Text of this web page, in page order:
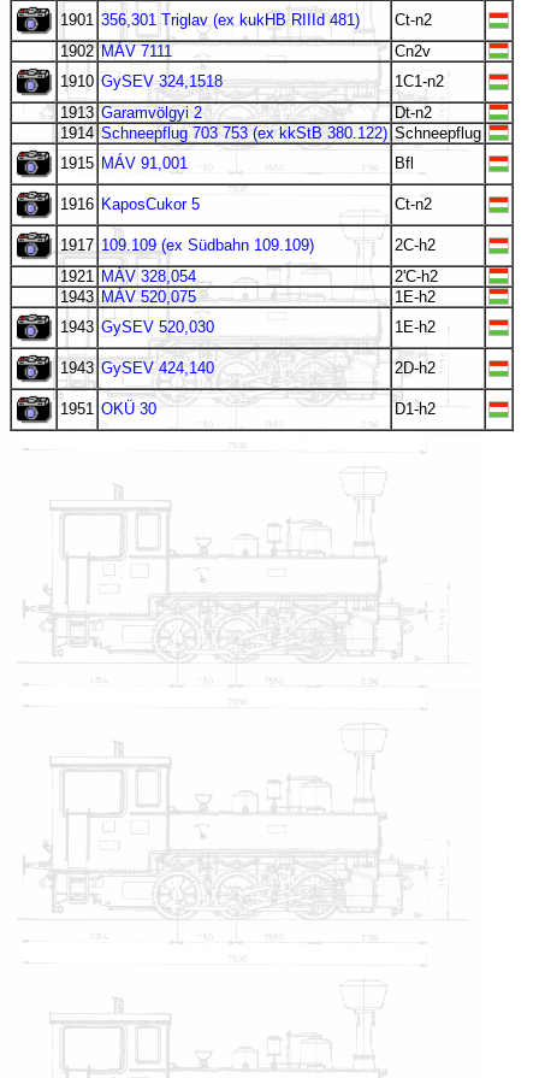
1901 356,301 Triglav (ex kukHB RIIId 481)
Ct-n2
1902 MÁV 7111
Cn2v
1910 GySEV 324,1518
1C1-n2
1913 Garamvölgyi 2
Dt-n2
1914 Schneepflug 703 753 (ex kkStB 380.122) Schneepflug
1915 MÁV 91,001 Bfl
1916 KaposCukor 5 Ct-n2
1917 109.109 (ex Südbahn 109.109)
2C-h2
1921
MÁV 328,054
2'C-h2
1943 MÁV 520,075
1E-h2
1943 GySEV 520,030 1E-h2
1943 GySEV 424,140 2D-h2
1951 OKÜ 30 D1-h2